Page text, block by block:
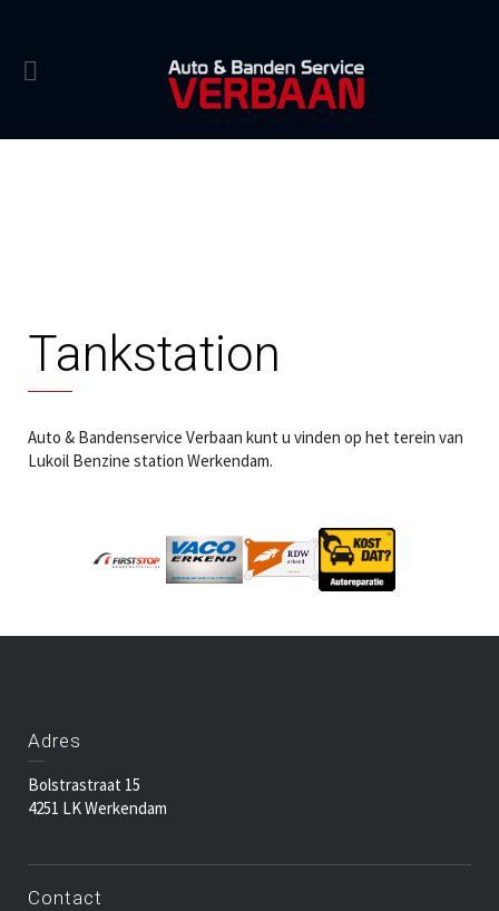
Tankstation
Auto & Bandenservice Verbaan kunt u vinden op het terein van
Lukoil Benzine station Werkendam.
Adres
Bolstrastraat 15
4251 LK Werkendam
Contact